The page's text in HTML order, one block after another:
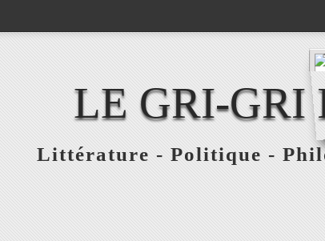
LE GRI-GRI
Littérature - Politique -